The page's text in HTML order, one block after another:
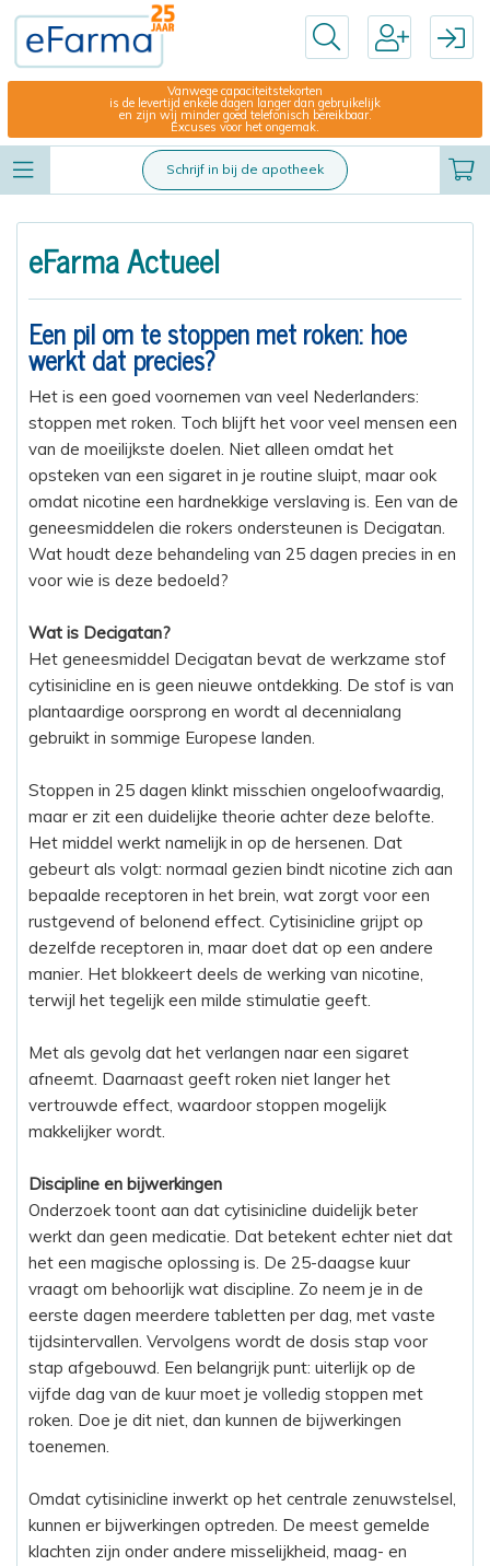
Vanwege capaciteitstekorten
is de levertijd enkele dagen langer dan gebruikelijk
en zijn wij minder goed telefonisch bereikbaar.
Excuses voor het ongemak.
Schrijf in bij de apotheek
eFarma Actueel
Een pil om te stoppen met roken: hoe
werkt dat precies?
Het is een goed voornemen van veel Nederlanders:
stoppen met roken. Toch blijft het voor veel mensen een
van de moeilijkste doelen. Niet alleen omdat het
opsteken van een sigaret in je routine sluipt, maar ook
omdat nicotine een hardnekkige verslaving is. Een van de
geneesmiddelen die rokers ondersteunen is Decigatan.
Wat houdt deze behandeling van 25 dagen precies in en
voor wie is deze bedoeld?
Wat is Decigatan?
Het geneesmiddel Decigatan bevat de werkzame stof
cytisinicline en is geen nieuwe ontdekking. De stof is van
plantaardige oorsprong en wordt al decennialang
gebruikt in sommige Europese landen.
Stoppen in 25 dagen klinkt misschien ongeloofwaardig,
maar er zit een duidelijke theorie achter deze belofte.
Het middel werkt namelijk in op de hersenen. Dat
gebeurt als volgt: normaal gezien bindt nicotine zich aan
bepaalde receptoren in het brein, wat zorgt voor een
rustgevend of belonend effect. Cytisinicline grijpt op
dezelfde receptoren in, maar doet dat op een andere
manier. Het blokkeert deels de werking van nicotine,
terwijl het tegelijk een milde stimulatie geeft.
Met als gevolg dat het verlangen naar een sigaret
afneemt. Daarnaast geeft roken niet langer het
vertrouwde effect, waardoor stoppen mogelijk
makkelijker wordt.
Discipline en bijwerkingen
Onderzoek toont aan dat cytisinicline duidelijk beter
werkt dan geen medicatie. Dat betekent echter niet dat
het een magische oplossing is. De 25-daagse kuur
vraagt om behoorlijk wat discipline. Zo neem je in de
eerste dagen meerdere tabletten per dag, met vaste
tijdsintervallen. Vervolgens wordt de dosis stap voor
stap afgebouwd. Een belangrijk punt: uiterlijk op de
vijfde dag van de kuur moet je volledig stoppen met
roken. Doe je dit niet, dan kunnen de bijwerkingen
toenemen.
Omdat cytisinicline inwerkt op het centrale zenuwstelsel,
kunnen er bijwerkingen optreden. De meest gemelde
klachten zijn onder andere misselijkheid, maag- en